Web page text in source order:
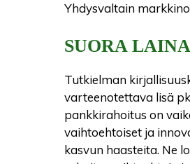
Yhdysvaltain
SUORA
Tutkielman
varteenotettava lisä
pankkirahoitus on
vaihtoehtoiset ja
kasvun haasteita. Ne